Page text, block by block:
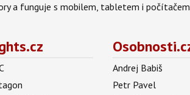
a funguje s mobilem, tabletem i počítačem
Andrej Babiš
Petr Pavel